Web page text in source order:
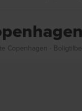
Copenhagen -